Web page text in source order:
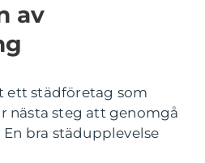
av
ett städföretag som
nästa steg att genomgå
bra städupplevelse